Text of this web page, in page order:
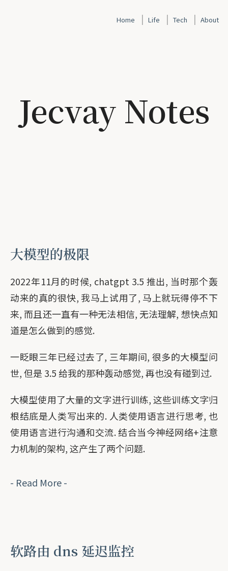
Home | Life | Tech | About
Jecvay Notes
大模型的极限
2022年11月的时候, chatgpt 3.5 推出, 当时那个轰
动来的真的很快, 我马上试用了, 马上就玩得停不下
来, 而且还一直有一种无法相信, 无法理解, 想快点知
道是怎么做到的感觉.
一眨眼三年已经过去了, 三年期间, 很多的大模型问
世, 但是 3.5 给我的那种轰动感觉, 再也没有碰到过.
大模型使用了大量的文字进行训练, 这些训练文字归
根结底是人类写出来的. 人类使用语言进行思考, 也
使用语言进行沟通和交流. 结合当今神经网络+注意
力机制的架构, 这产生了两个问题.
- Read More -
软路由 dns 延迟监控